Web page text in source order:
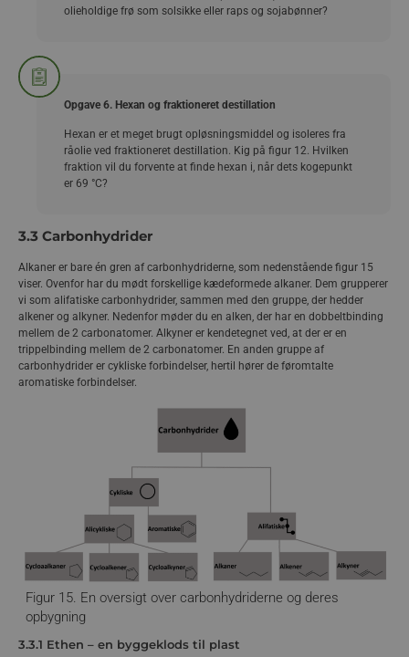
længere kæde og dermed højere molarmasse, jo højere
langkædede alkaner (høj molarmasse) har højere
kogepunkter.
Som du sikkert ved, er det elektronparbindinger, der holder
atomer sammen til molekyler. Men det er ikke sikkert, at du
har lært, at det er såkaldte intermolekylære kræfter, der holder
Det er illustreret i figur 11.
Figur 11. Illustration af hvorfor heptan,(indgår i
benzin), har et højere kogepunkt (98 °C), end
ethan (-89 °C). Årsagen er, at der virker
stærkere intermolekylære kræfter mellem den
længere heptan (højere molarmasse), og der
skal meget energi til at bryde disse
intermolekylære kræfter, så kogepunktet bliver
højere. Mellem de kortere ethanmolekyler er
den intermolekylære kraft mindre, så der skal
mindre energi til at bryde de intermolekylære
kræfter og stoffet har et lavere kogepunkt.
en kortere alkan og en kortere alken.
olieholdige frø som solsikke eller raps og sojabønner?
Opgave 6. Hexan og fraktioneret destillation
Hexan er et meget brugt opløsningsmiddel og isoleres fra
råolie ved fraktioneret destillation. Kig på figur 12. Hvilken
fraktion vil du forvente at finde hexan i, når dets kogepunkt
er 69 °C?
3.3 Carbonhydrider
Alkaner er bare én gren af carbonhydriderne, som nedenstående figur 15
viser. Ovenfor har du mødt forskellige kædeformede alkaner. Dem grupperer
vi som alifatiske carbonhydrider, sammen med den gruppe, der hedder
alkener og alkyner. Nedenfor møder du en alken, der har en dobbeltbinding
mellem de 2 carbonatomer. Alkyner er kendetegnet ved, at der er en
trippelbinding mellem de 2 carbonatomer. En anden gruppe af
carbonhydrider er cykliske forbindelser, hertil hører de føromtalte
aromatiske forbindelser.
Figur 15. En oversigt over carbonhydriderne og deres
opbygning
3.3.1 Ethen – en byggeklods til plast